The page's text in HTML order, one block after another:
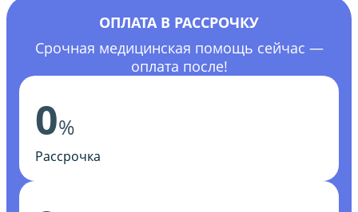
ОПЛАТА В РАССРОЧКУ
Срочная медицинская помощь сейчас —
оплата после!
0%
Рассрочка